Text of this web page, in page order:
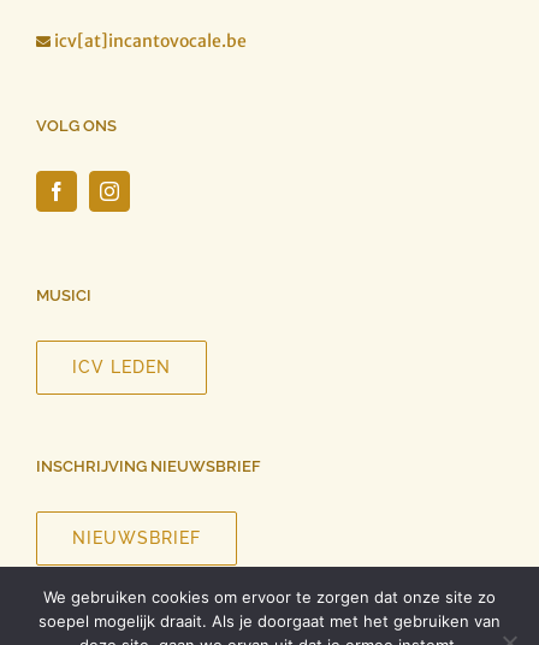
 icv[at]incantovocale.be
VOLG ONS
MUSICI
ICV LEDEN
INSCHRIJVING NIEUWSBRIEF
NIEUWSBRIEF
We gebruiken cookies om ervoor te zorgen dat onze site zo
soepel mogelijk draait. Als je doorgaat met het gebruiken van